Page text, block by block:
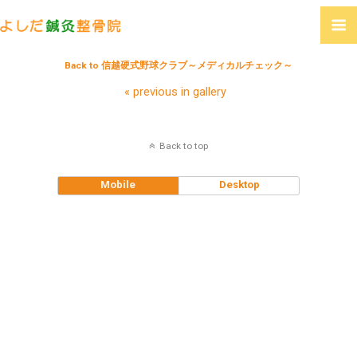
Back to 信越硬式野球クラブ～メディカルチェック～
« previous in gallery
Back to top
Mobile Desktop